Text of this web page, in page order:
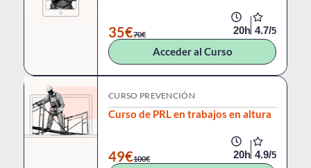
35€70€ 20h 4.7/5
Acceder al Curso
CURSO PREVENCIÓN
Curso de PRL en trabajos en altura
49€100€ 20h 4.9/5